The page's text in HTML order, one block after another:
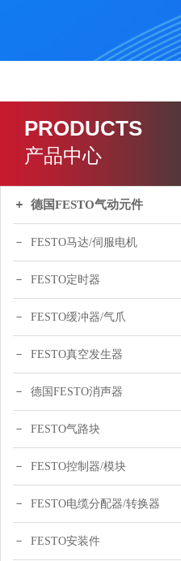
PRODUCTS
产品中心
德国FESTO气动元件
FESTO马达/伺服电机
FESTO定时器
FESTO缓冲器/气爪
FESTO真空发生器
德国FESTO消声器
FESTO气路块
FESTO控制器/模块
FESTO电缆分配器/转换器
FESTO安装件